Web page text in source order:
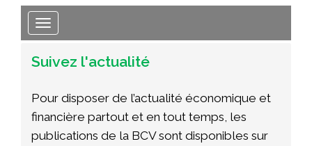
Toggle navigation
Suivez l'actualité
Pour disposer de l’actualité économique et
financière partout et en tout temps, les
publications de la BCV sont disponibles sur